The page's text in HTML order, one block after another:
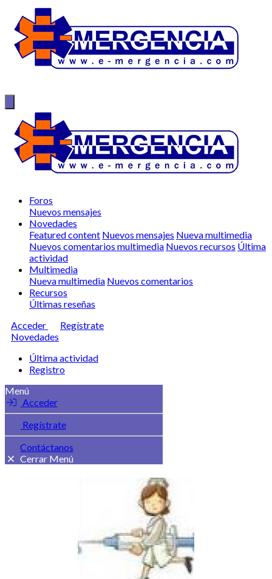
Foros
Nuevos mensajes
Novedades
Featured content Nuevos mensajes Nueva multimedia
Nuevos comentarios multimedia Nuevos recursos Última
actividad
Multimedia
Nueva multimedia Nuevos comentarios
Recursos
Últimas reseñas
Acceder
Regístrate
Novedades
Última actividad
Registro
Menú
Acceder
Regístrate
Contáctanos
Cerrar Menú